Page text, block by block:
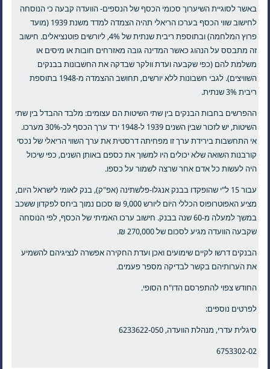
באשר לסוגיית השיערוך סכומי הכסף של הנספים- הוועדה קבעה כי הנוסחה
לחישוב שווי הכסף בערכו הריאלי תהיה הצמדה למדד משנת 1939 (מועד
פרוץ המלחמה) ובתוספת ריבית שנתית של 4%, ליורשים פוטנציאלים. חישוב
זה מתבסס על הנהוג כאשר המדינה גובה מאזרחים חובות או מיסים או
משלמת להם (כפי שקבעה ועדת וולקר שבדקה את החשבונות בבנקים
השוויצים). לגבי חשבונות ללא יורשים, תחושב ההצמדה מ-1948 בתוספת
ריבית 3% שנתית.
ההפרשים בחבות הבנקים בין שתי השיטות הם עצומים: מלבד ההבדל בין שתי
השיטות, יש לזכור שבין השנים 1939 ל-1948 ירד ערך הכסף לכ-30% מערכו.
אי התחשבות בירידת ערך זו מפחיתה דרסטית את ערך השווי הריאלי של נכסי
קורבנות השואה שלא יכולים היו למשוך את כספם באותן השנים, כפי שיכול
היה לעשות כל אדם אחר שרצה לשמור על כספו.
עבור 15 ל"י שהופקדו בבנק אנגלו-פלשתינה (אפ"ק), בנק לאומי לישראל היום,
מציע האפוטרופוס הכללי היום ליורש 9,000 ₪ סכום נמוך ביחס לפקדון ששכב
במשך למעלה מ-60 שנה בבנק. חישוב ערכו האמיתי של הכסף, לפי הנוסחה
שקבעה הוועדה מגיע לסכום של 270,000 ₪.
הבנקים דרשו לקיים שימועים ואכן ועדת החקירה אפשרה לנציגיהם להשמיע
את הערותיהם בקשר לבדיקה מספר פעמים.
החודש צפוי להתפרסם הדו"ח הסופי.
לפרטים נוספים:
סיגלית עדרי, מנהלת הוועדה, 6233622-050
6753302-02